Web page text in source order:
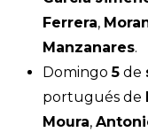
Ferrera,
Manzanares.
Domingo5 de
portugués de
Moura,